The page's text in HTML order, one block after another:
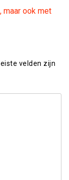
maar ook met
velden zijn